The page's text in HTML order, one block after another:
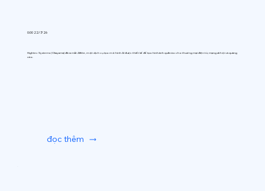
0:00 22/7/26
Hightec Systems (Okayama) đã ra mắt AIfitte, một dịch vụ tạo mô hình AI được thiết kế để tạo hình ảnh quần áo cho thương mại điện tử, mạng xã hội và quảng
cáo.
đọc thêm